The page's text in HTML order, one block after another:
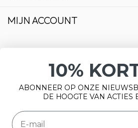
MIJN ACCOUNT
10%
ABONNEER OP ONZE
DE HOOGTE VAN ACTIES